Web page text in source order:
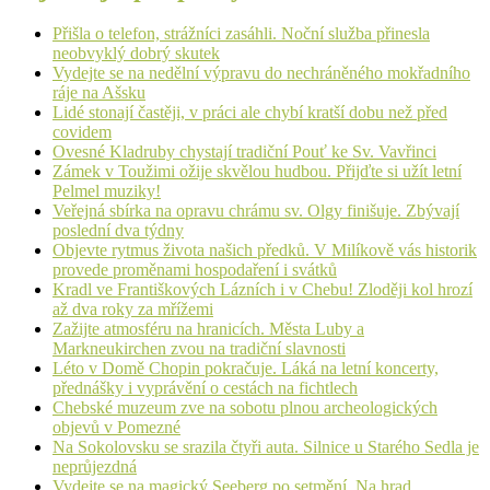
Přišla o telefon, strážníci zasáhli. Noční služba přinesla
neobvyklý dobrý skutek
Vydejte se na nedělní výpravu do nechráněného mokřadního
ráje na Ašsku
Lidé stonají častěji, v práci ale chybí kratší dobu než před
covidem
Ovesné Kladruby chystají tradiční Pouť ke Sv. Vavřinci
Zámek v Toužimi ožije skvělou hudbou. Přijďte si užít letní
Pelmel muziky!
Veřejná sbírka na opravu chrámu sv. Olgy finišuje. Zbývají
poslední dva týdny
Objevte rytmus života našich předků. V Milíkově vás historik
provede proměnami hospodaření i svátků
Kradl ve Františkových Lázních i v Chebu! Zloději kol hrozí
až dva roky za mřížemi
Zažijte atmosféru na hranicích. Města Luby a
Markneukirchen zvou na tradiční slavnosti
Léto v Domě Chopin pokračuje. Láká na letní koncerty,
přednášky i vyprávění o cestách na fichtlech
Chebské muzeum zve na sobotu plnou archeologických
objevů v Pomezné
Na Sokolovsku se srazila čtyři auta. Silnice u Starého Sedla je
neprůjezdná